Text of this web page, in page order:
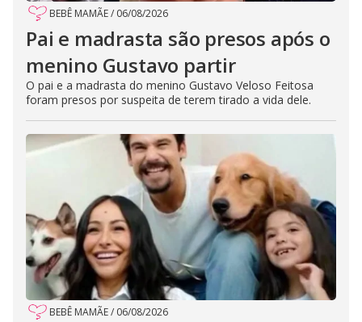
BEBÊ MAMÃE/ 06/08/2026
Pai e madrasta são presos após o
menino Gustavo partir
O pai e a madrasta do menino Gustavo Veloso Feitosa
foram presos por suspeita de terem tirado a vida dele.
BEBÊ MAMÃE/ 06/08/2026